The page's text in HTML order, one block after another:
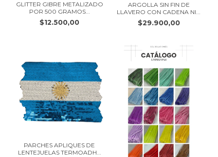
GLITTER GIBRE METALIZADO
POR 500 GRAMOS...
$12.500,00
ARGOLLA SIN FIN DE
LLAVERO CON CADENA NI...
$29.900,00
PARCHES APLIQUES DE
LENTEJUELAS TERMOADH...